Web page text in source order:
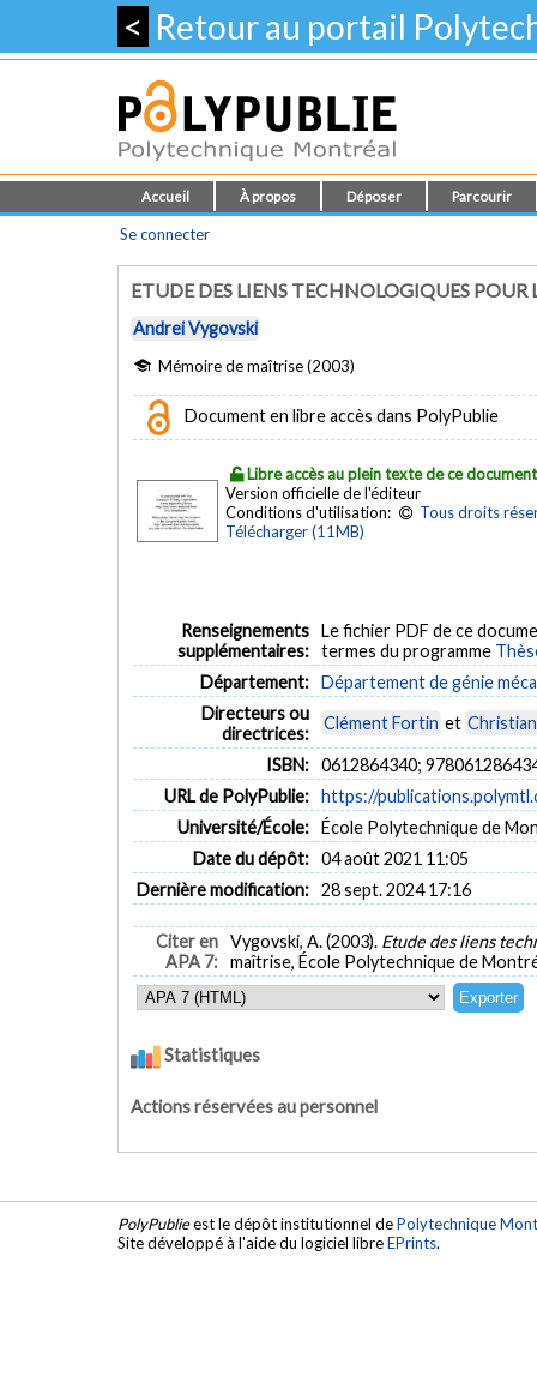
< Retour au portail
Accueil À propos Déposer Parcourir
Se connecter
ETUDE DES LIENS TECHNOLOGIQUES
Andrei Vygovski
Mémoire de maîtrise (2003)
Document en libre accès dans PolyPublie
Libre accès au plein texte de ce document
Version officielle de l'éditeur
Conditions d'utilisation:
Tous droits
Télécharger (11MB)
Renseignements
supplémentaires:
Le fichier PDF de ce
termes du programme
Département: Département de génie
Directeurs ou
directrices:
Clément Fortin et
ISBN: 0612864340;
URL de PolyPublie: https://
Université/École: École Polytechnique de
Date du dépôt: 04 août 2021 11:05
Dernière modification: 28 sept. 2024 17:16
Citer en
APA 7:
Vygovski, A. (2003). Etude des liens
maîtrise, École Polytechnique de
Statistiques
Actions réservées au personnel
PolyPublieest le dépôt institutionnel dePolytechnique
Site développé à l'aide du logiciel libreEPrints.